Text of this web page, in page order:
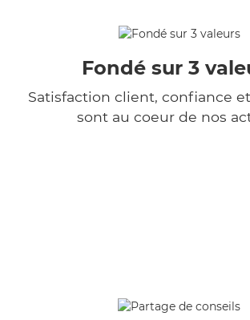
Fondé sur 3
Satisfaction client, confiance
sont au coeur de nos